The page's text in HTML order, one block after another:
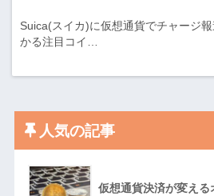
Suica(スイカ)に仮想通貨でチャージ
かる注目コイ…
人気の記事
仮想通貨決済が変え